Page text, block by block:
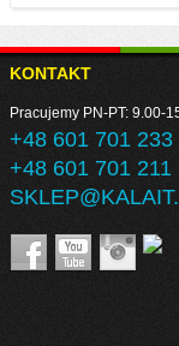
KONTAKT
Pracujemy PN-PT: 9.00-
+48 601 701 233
+48 601 701 211